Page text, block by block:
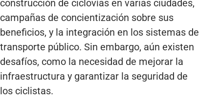
construcción de ciclovías en varias ciudades,
campañas de concientización sobre sus
beneficios, y la integración en los sistemas de
transporte público. Sin embargo, aún existen
desafíos, como la necesidad de mejorar la
infraestructura y garantizar la seguridad de
los ciclistas.